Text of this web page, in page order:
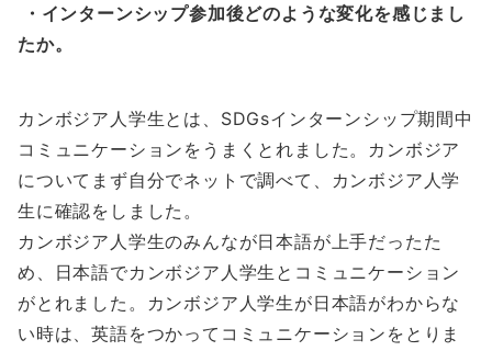
・インターンシップ参加後どのような変化を感じまし
たか。
カンボジア人学生とは、SDGsインターンシップ期間中
コミュニケーションをうまくとれました。カンボジア
についてまず自分でネットで調べて、カンボジア人学
生に確認をしました。
カンボジア人学生のみんなが日本語が上手だったた
め、日本語でカンボジア人学生とコミュニケーション
がとれました。カンボジア人学生が日本語がわからな
い時は、英語をつかってコミュニケーションをとりま